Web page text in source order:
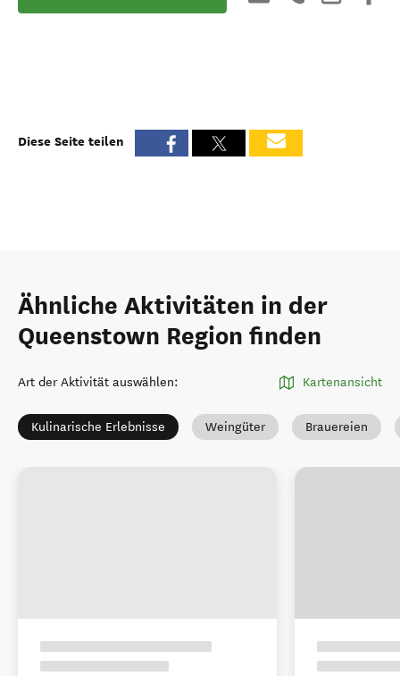
Diese Seite teilen
Ähnliche Aktivitäten in der
Queenstown Region finden
Art der Aktivität auswählen: Kartenansicht
Kulinarische Erlebnisse Weingüter Brauereien